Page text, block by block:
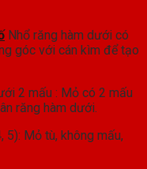
Nhổ răng hàm dưới có
góc với cán kìm để tạo
2 mấu : Mỏ có 2 mấu
răng hàm dưới.
5): Mỏ tù, không mấu,